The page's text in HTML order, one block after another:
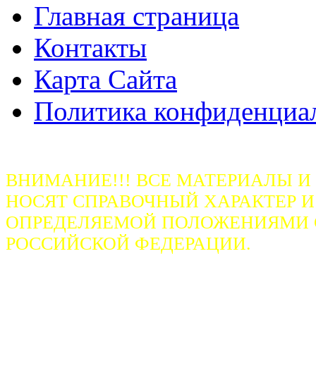
Главная страница
Контакты
Карта Сайта
Политика
ВНИМАНИЕ!!! ВСЕ МАТЕРИАЛЫ
НОСЯТ СПРАВОЧНЫЙ ХАРАКТЕР
ОПРЕДЕЛЯЕМОЙ ПОЛОЖЕНИЯМИ
РОССИЙСКОЙ ФЕДЕРАЦИИ.